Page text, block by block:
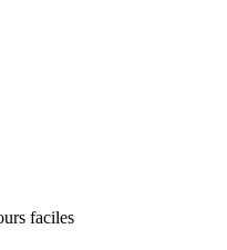
faciles